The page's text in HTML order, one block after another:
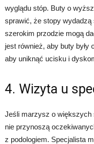
wyglądu stóp. Buty o
sprawić, że stopy
szerokim przodzie mogą
jest również, aby buty były
aby uniknąć ucisku i
4. Wizyta u
Jeśli marzysz o większych
nie przynoszą
z podologiem. Specjalista